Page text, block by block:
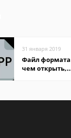
31 января 2019
Файл
чем открыть,